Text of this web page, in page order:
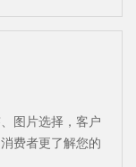
图片选择，客户
费者更了解您的